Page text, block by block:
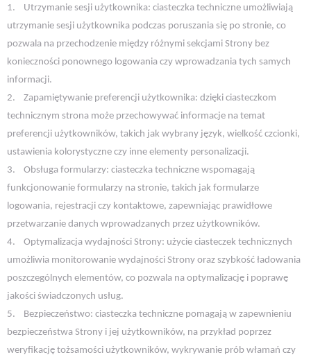
1.
Utrzymanie sesji użytkownika: ciasteczka techniczne umożliwiają
utrzymanie sesji użytkownika podczas poruszania się po stronie, co
pozwala na przechodzenie między różnymi sekcjami Strony bez
konieczności ponownego logowania czy wprowadzania tych samych
informacji.
2.
Zapamiętywanie preferencji użytkownika: dzięki ciasteczkom
technicznym strona może przechowywać informacje na temat
preferencji użytkowników, takich jak wybrany język, wielkość czcionki,
ustawienia kolorystyczne czy inne elementy personalizacji.
3.
Obsługa formularzy: ciasteczka techniczne wspomagają
funkcjonowanie formularzy na stronie, takich jak formularze
logowania, rejestracji czy kontaktowe, zapewniając prawidłowe
przetwarzanie danych wprowadzanych przez użytkowników.
4.
Optymalizacja wydajności Strony: użycie ciasteczek technicznych
umożliwia monitorowanie wydajności Strony oraz szybkość ładowania
poszczególnych elementów, co pozwala na optymalizację i poprawę
jakości świadczonych usług.
5.
Bezpieczeństwo: ciasteczka techniczne pomagają w zapewnieniu
bezpieczeństwa Strony i jej użytkowników, na przykład poprzez
weryfikację tożsamości użytkowników, wykrywanie prób włamań czy